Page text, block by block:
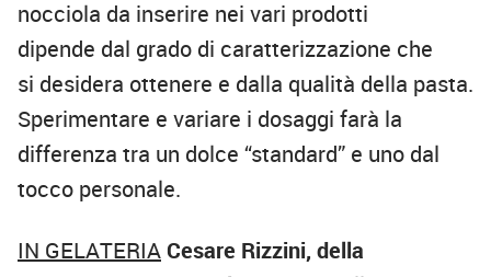
nocciola da inserire nei vari prodotti
dipende dal grado di caratterizzazione che
si desidera ottenere e dalla qualità della pasta.
Sperimentare e variare i dosaggi farà la
differenza tra un dolce “standard” e uno dal
tocco personale.
IN GELATERIA Cesare Rizzini, della